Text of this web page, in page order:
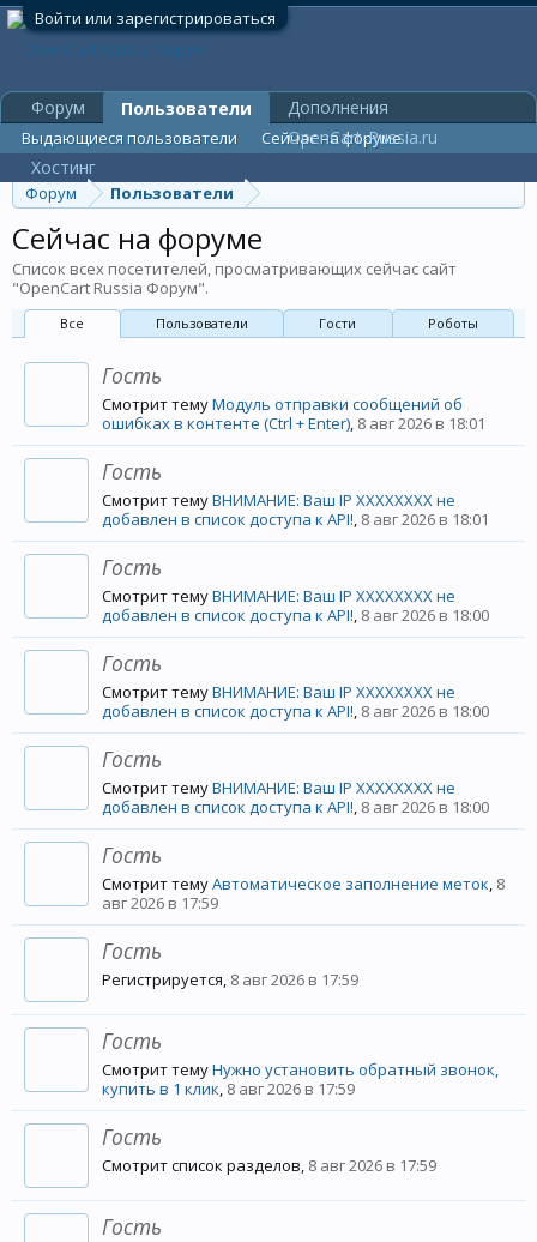
Войти или зарегистрироваться
Форум Пользователи
Сейчас на форуме
Список всех посетителей, просматривающих сейчас сайт
"OpenCart Russia Форум".
Все Пользователи Гости Роботы
Гость
Смотрит темуМодуль отправки сообщений об
ошибках в контенте (Ctrl + Enter), 8 авг 2026 в 18:01
Гость
Смотрит темуВНИМАНИЕ: Ваш IP XXXXXXXX не
добавлен в список доступа к API!, 8 авг 2026 в 18:01
Гость
Смотрит темуВНИМАНИЕ: Ваш IP XXXXXXXX не
добавлен в список доступа к API!, 8 авг 2026 в 18:00
Гость
Смотрит темуВНИМАНИЕ: Ваш IP XXXXXXXX не
добавлен в список доступа к API!, 8 авг 2026 в 18:00
Гость
Смотрит темуВНИМАНИЕ: Ваш IP XXXXXXXX не
добавлен в список доступа к API!, 8 авг 2026 в 18:00
Гость
Смотрит темуАвтоматическое заполнение меток, 8
авг 2026 в 17:59
Гость
Регистрируется, 8 авг 2026 в 17:59
Гость
Смотрит темуНужно установить обратный звонок,
купить в 1 клик, 8 авг 2026 в 17:59
Гость
Смотрит список разделов, 8 авг 2026 в 17:59
Гость
Форум Пользователи
Выдающиеся пользователи Сейчас на форуме
Дополнения
OpenCart-Russia.ru
Хостинг